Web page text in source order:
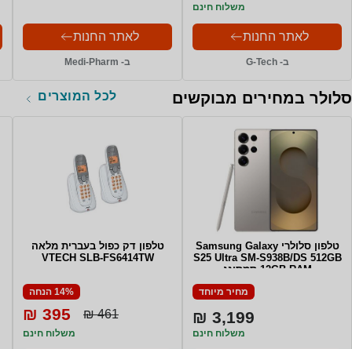
משלוח חינם
לאתר החנות
ב- G-Tech
לאתר החנות
ב- Medi-Pharm
סלולר במחירים מבוקשים לכל המוצרים
טלפון סלולרי Samsung Galaxy
S25 Ultra SM-S938B/DS 512GB
12GB RAM סמסונג
מחיר מיוחד
3,199 ₪
משלוח חינם
טלפון דק כפול בעברית מלאה
VTECH SLB-FS6414TW
14% הנחה
461 ₪
395 ₪
משלוח חינם